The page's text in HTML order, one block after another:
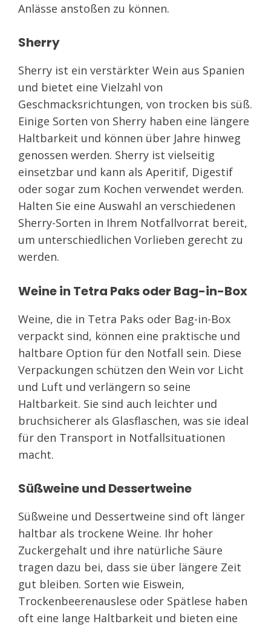
Anlässe anstoßen zu können.
Sherry
Sherry ist ein verstärkter Wein aus Spanien
und bietet eine Vielzahl von
Geschmacksrichtungen, von trocken bis süß.
Einige Sorten von Sherry haben eine längere
Haltbarkeit und können über Jahre hinweg
genossen werden. Sherry ist vielseitig
einsetzbar und kann als Aperitif, Digestif
oder sogar zum Kochen verwendet werden.
Halten Sie eine Auswahl an verschiedenen
Sherry-Sorten in Ihrem Notfallvorrat bereit,
um unterschiedlichen Vorlieben gerecht zu
werden.
Weine in Tetra Paks oder Bag-in-Box
Weine, die in Tetra Paks oder Bag-in-Box
verpackt sind, können eine praktische und
haltbare Option für den Notfall sein. Diese
Verpackungen schützen den Wein vor Licht
und Luft und verlängern so seine
Haltbarkeit. Sie sind auch leichter und
bruchsicherer als Glasflaschen, was sie ideal
für den Transport in Notfallsituationen
macht.
Süßweine und Dessertweine
Süßweine und Dessertweine sind oft länger
haltbar als trockene Weine. Ihr hoher
Zuckergehalt und ihre natürliche Säure
tragen dazu bei, dass sie über längere Zeit
gut bleiben. Sorten wie Eiswein,
Trockenbeerenauslese oder Spätlese haben
oft eine lange Haltbarkeit und bieten eine